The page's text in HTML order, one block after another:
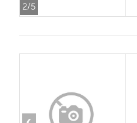
2/5